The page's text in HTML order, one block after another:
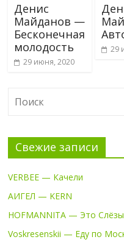
Денис
Майданов —
Бесконечная
молодость
29 июня, 2020
29
Свежие записи
VERBEE — Качели
АИГЕЛ — KERN
HOFMANNITA — Это
Voskresenskii — Еду по